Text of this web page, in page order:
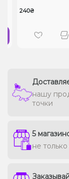
240₴
нашу
точки
5
не